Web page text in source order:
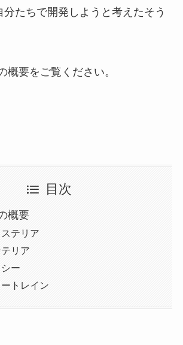
分たちで開発しようと考えたそう
概要をご覧ください。
目次
概要
テリア
リア
ー
トレイン